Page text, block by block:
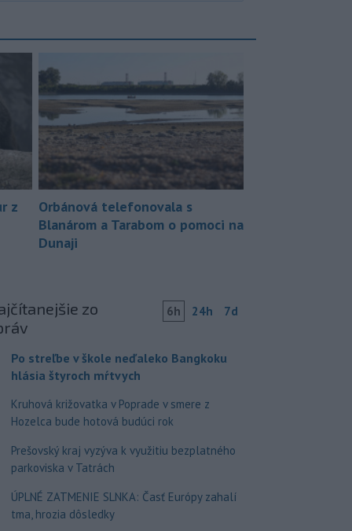
z
Orbánová telefonovala s
Blanárom a Tarabom o pomoci na
Dunaji
zo
6h 24h 7d
Po streľbe v škole neďaleko Bangkoku
hlásia štyroch mŕtvych
Kruhová križovatka v Poprade v smere z
Hozelca bude hotová budúci rok
Prešovský kraj vyzýva k využitiu bezplatného
parkoviska v Tatrách
ÚPLNÉ ZATMENIE SLNKA: Časť Európy zahalí
tma, hrozia dôsledky